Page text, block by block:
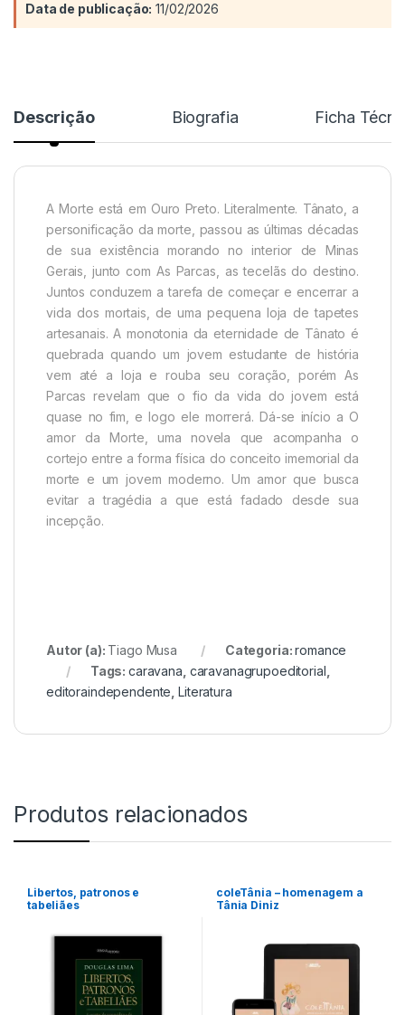
Data de publicação: 11/02/2026
Descrição Biografia Ficha
A Morte está em Ouro Preto. Literalmente. Tânato, a
personificação da morte, passou as últimas décadas
de sua existência morando no interior de Minas
Gerais, junto com As Parcas, as tecelãs do destino.
Juntos conduzem a tarefa de começar e encerrar a
vida dos mortais, de uma pequena loja de tapetes
artesanais. A monotonia da eternidade de Tânato é
quebrada quando um jovem estudante de história
vem até a loja e rouba seu coração, porém As
Parcas revelam que o fio da vida do jovem está
quase no fim, e logo ele morrerá. Dá-se início a O
amor da Morte, uma novela que acompanha o
cortejo entre a forma física do conceito imemorial da
morte e um jovem moderno. Um amor que busca
evitar a tragédia a que está fadado desde sua
incepção.
Autor (a): Tiago Musa Categoria:romance
Tags:caravana caravanagrupoeditorial
editoraindependente ,Literatura
Produtos relacionados
Libertos, patronos e
tabeliães
coleTânia – homenagem a
Tânia Diniz